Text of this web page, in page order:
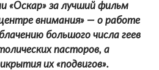
«Оскар» за лучший фильм
внимания» — о работе
большого числа геев
пасторов, а
их «подвигов».